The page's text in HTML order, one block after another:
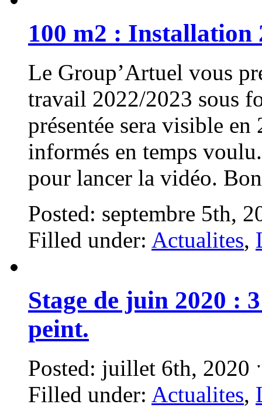
100 m2 : Installation
Le Group’Artuel vous
travail 2022/2023 sous
présentée sera visible
informés en temps
pour lancer la vidéo.
Posted: septembre 5th,
Filled under: Actualites,
Stage de juin 2020 :
peint.
Posted: juillet 6th, 2020
Filled under: Actualites,